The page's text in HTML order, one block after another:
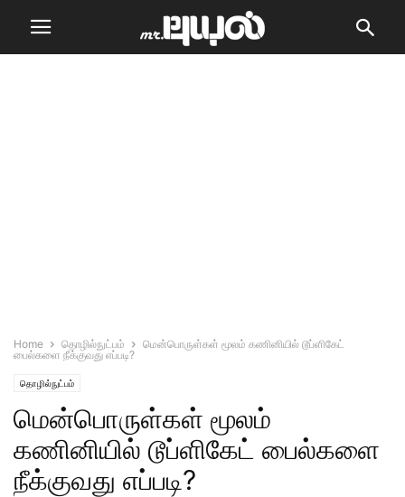
Home தொழில்நுட்பம்
மென்பொருள்கள் மூலம் கணினியில் டூப்ளிகேட்
பைல்களை நீக்குவது எப்படி?
தொழில்நுட்பம்
மென்பொருள்கள் மூலம்
கணினியில் டூப்ளிகேட் பைல்களை
நீக்குவது எப்படி?